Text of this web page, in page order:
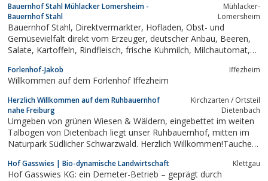
Bauernhof Stahl Mühlacker Lomersheim -
Bauernhof Stahl
Mühlacker-
Lomersheim
Bauernhof Stahl, Direktvermarkter, Hofladen, Obst- und
Gemüsevielfalt direkt vom Erzeuger, deutscher Anbau, Beeren,
Salate, Kartoffeln, Rindfleisch, frische Kuhmilch, Milchautomat,
Forlenhof-Jakob Iffezheim
Willkommen auf dem Forlenhof Iffezheim
Herzlich Willkommen auf dem Ruhbauernhof
nahe Freiburg
Kirchzarten / Ortsteil
Dietenbach
Umgeben von grünen Wiesen & Wäldern, eingebettet im weiten
Talbogen von Dietenbach liegt unser Ruhbauernhof, mitten im
Naturpark Südlicher Schwarzwald. Herzlich Willkommen!Tauchen
Bauernhof, auf dem Familie wichtig, Relaxen inbegriffen und die
Natur Teil des...
Hof Gasswies | Bio-dynamische Landwirtschaft Klettgau
Hof Gasswies KG: ein Demeter-Betrieb – geprägt durch